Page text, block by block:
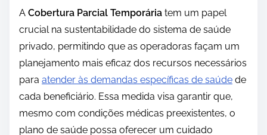
A Cobertura Parcial Temporária tem um papel
crucial na sustentabilidade do sistema de saúde
privado, permitindo que as operadoras façam um
planejamento mais eficaz dos recursos necessários
para atender às demandas específicas de saúde de
cada beneficiário. Essa medida visa garantir que,
mesmo com condições médicas preexistentes, o
plano de saúde possa oferecer um cuidado